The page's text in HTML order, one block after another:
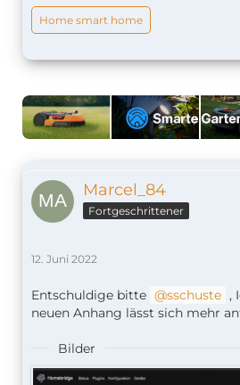
Home smart home
Marcel_84
Fortgeschrittener
12. Juni 2022
Entschuldige bitte sschuste ,
neuen Anhang lässt sich mehr
Bilder